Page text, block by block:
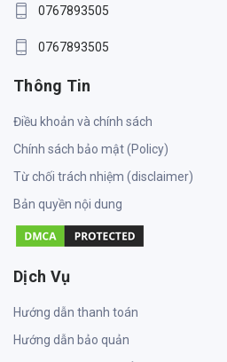
0767893505
0767893505
Thông Tin
Điều khoản và chính sách
Chính sách bảo mật (Policy)
Từ chối trách nhiệm (disclaimer)
Bản quyền nội dung
Dịch Vụ
Hướng dẫn thanh toán
Hướng dẫn bảo quản